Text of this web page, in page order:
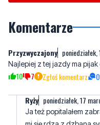
redakcją za
telefonu729 715 670
Komentarze
Najlepiej z tej jazdy ma
7 Zgłoś komentarz